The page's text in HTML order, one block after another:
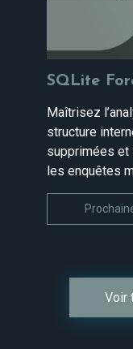
SQLite
Maîtrisez
structure
supprimées et
les enquêtes
Voir